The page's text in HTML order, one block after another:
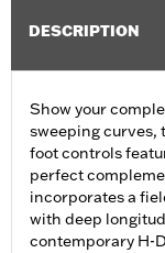
DESCRIPTION
Show your
sweeping curves,
foot controls
perfect
incorporates a
with deep
contemporary H-